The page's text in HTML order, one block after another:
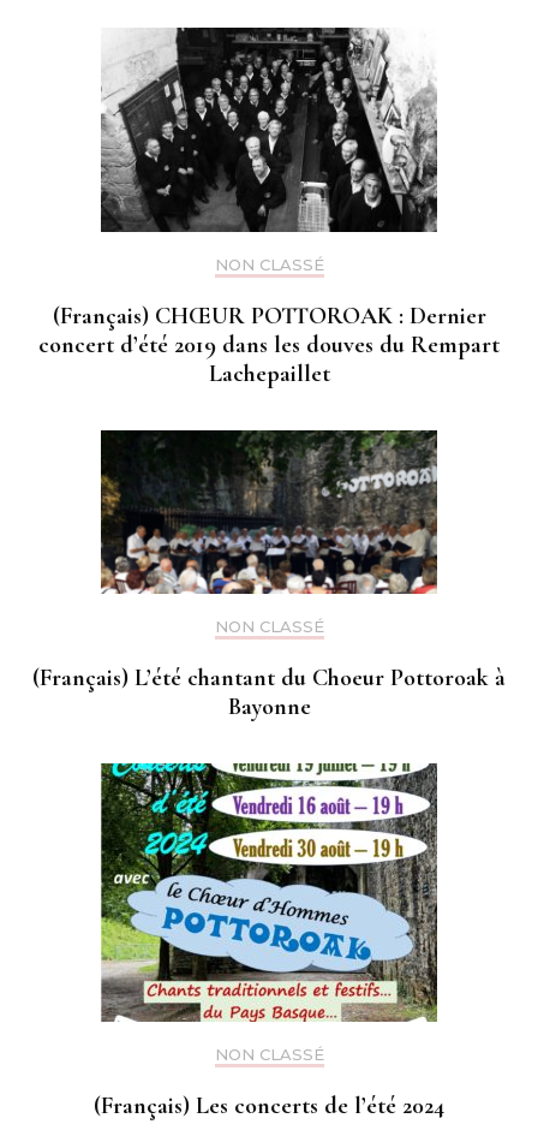
NON CLASSÉ
(Français) CHŒUR POTTOROAK : Dernier
concert d’été 2019 dans les douves du Rempart
Lachepaillet
NON CLASSÉ
(Français) L’été chantant du Choeur Pottoroak à
Bayonne
NON CLASSÉ
(Français) Les concerts de l’été 2024